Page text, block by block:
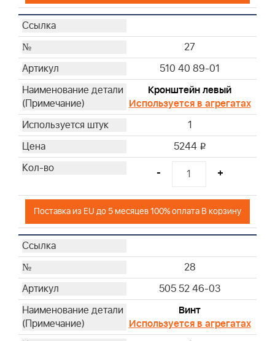
27
510 40 89-01
Кронштейн левый
Используется в агрегатах
1
5244 i
- +
Поставка из EU до 5 месяцев 100% оплата В корзину
28
505 52 46-03
Винт
Используется в агрегатах